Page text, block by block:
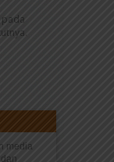
pada
media